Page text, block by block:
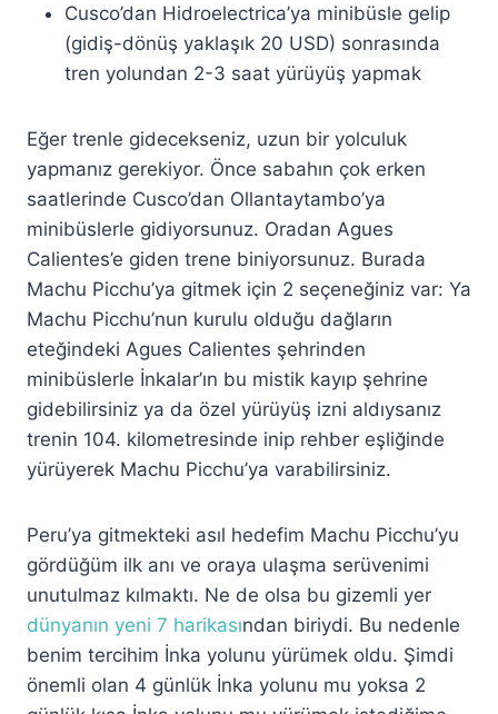
Cusco’dan Hidroelectrica’ya minibüsle gelip
(gidiş-dönüş yaklaşık 20 USD) sonrasında
tren yolundan 2-3 saat yürüyüş yapmak
Eğer trenle gidecekseniz, uzun bir yolculuk
yapmanız gerekiyor. Önce sabahın çok erken
saatlerinde Cusco’dan Ollantaytambo’ya
minibüslerle gidiyorsunuz. Oradan Agues
Calientes’e giden trene biniyorsunuz. Burada
Machu Picchu’ya gitmek için 2 seçeneğiniz var: Ya
Machu Picchu’nun kurulu olduğu dağların
eteğindeki Agues Calientes şehrinden
minibüslerle İnkalar’ın bu mistik kayıp şehrine
gidebilirsiniz ya da özel yürüyüş izni aldıysanız
trenin 104. kilometresinde inip rehber eşliğinde
yürüyerek Machu Picchu’ya varabilirsiniz.
Peru’ya gitmekteki asıl hedefim Machu Picchu’yu
gördüğüm ilk anı ve oraya ulaşma serüvenimi
unutulmaz kılmaktı. Ne de olsa bu gizemli yer
dünyanın yeni 7 harikasından biriydi. Bu nedenle
benim tercihim İnka yolunu yürümek oldu. Şimdi
önemli olan 4 günlük İnka yolunu mu yoksa 2